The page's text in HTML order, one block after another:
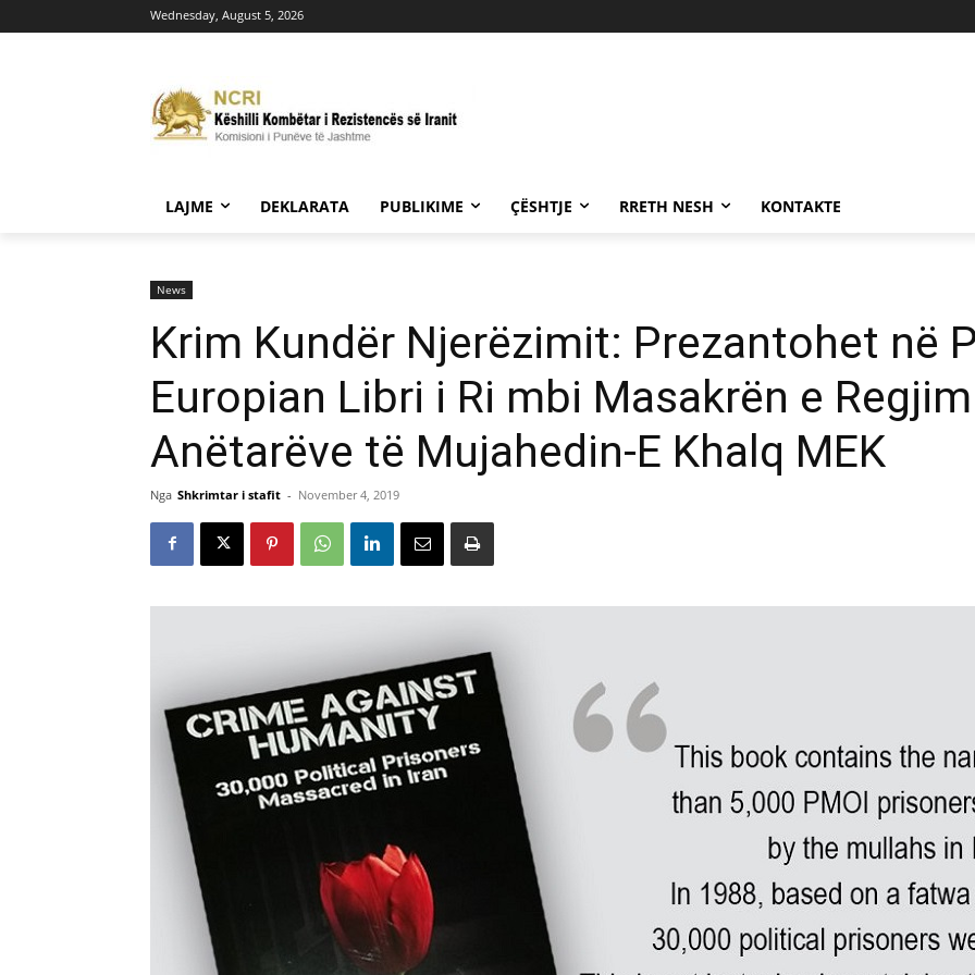
Wednesday, August 5, 2026
LAJME DEKLARATA PUBLIKIME ÇËSHTJE RRETH NESH KONTAKTE
News
Krim Kundër Njerëzimit: Prezantohet në
Europian Libri i Ri mbi Masakrën e
Anëtarëve të Mujahedin-E Khalq MEK
Nga Shkrimtar i stafit - November 4, 2019